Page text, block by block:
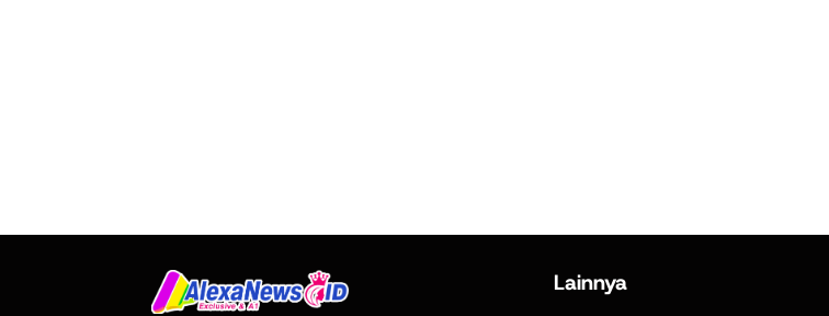
Lainnya